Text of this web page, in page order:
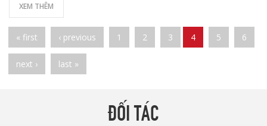
XEM THÊM
Pages
« first ‹ previous 1 2 3 4 5 6
next › last »
ĐỐI TÁC